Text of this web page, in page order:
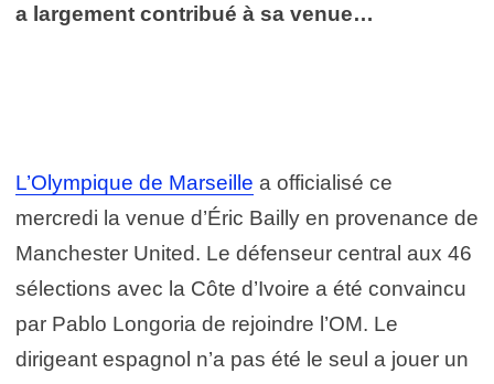
a largement contribué à sa venue…
L’Olympique de Marseille a officialisé ce
mercredi la venue d’Éric Bailly en provenance de
Manchester United. Le défenseur central aux 46
sélections avec la Côte d’Ivoire a été convaincu
par Pablo Longoria de rejoindre l’OM. Le
dirigeant espagnol n’a pas été le seul a jouer un